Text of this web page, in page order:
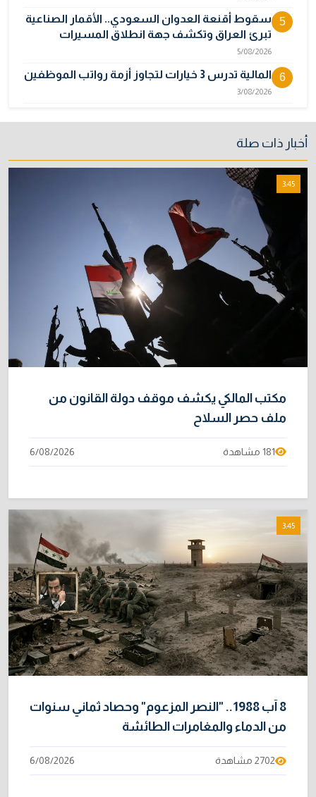
5
سقوط أقنعة العدوان السعودي.. الأقمار الصناعية
تبرئ العراق وتكشف جهة انطلاق المسيرات
5/08/2026
6 المالية تدرس 3 خيارات لتجاوز أزمة رواتب الموظفين
3/08/2026
31/07/2026
8
إتلاف أكثر من 106 كغم مخدرات و22 ألف قرص في
بغداد
31/07/2026
خطر "إيبولا" يتضاعف.. ارتفاع عدد الإصابات
بالفيروس إلى 3748
3/08/2026
10
نائبة تحذر من اضطرابات بسبب تأخّر دفع رواتب
الموظفين
أخبار ذات صلة
3:45
مكتب المالكي يكشف موقف دولة القانون من
ملف حصر السلاح
181 مشاهدة 6/08/2026
3:45
8 آب 1988.. "النصر المزعوم" وحصاد ثماني سنوات
من الدماء والمغامرات الطائشة
2702 مشاهدة 6/08/2026